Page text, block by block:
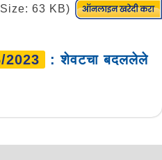
63 KB)
2023 : शेवटचा बदललेले